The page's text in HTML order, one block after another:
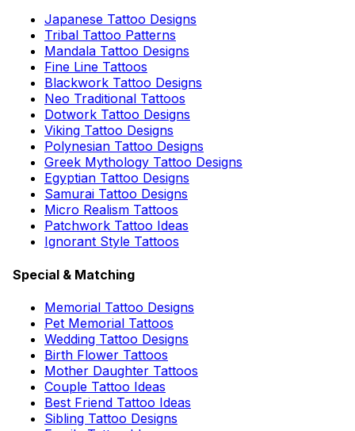
Japanese Tattoo Designs
Tribal Tattoo Patterns
Mandala Tattoo Designs
Fine Line Tattoos
Blackwork Tattoo Designs
Neo Traditional Tattoos
Dotwork Tattoo Designs
Viking Tattoo Designs
Polynesian Tattoo Designs
Greek Mythology Tattoo Designs
Egyptian Tattoo Designs
Samurai Tattoo Designs
Micro Realism Tattoos
Patchwork Tattoo Ideas
Ignorant Style Tattoos
Special & Matching
Memorial Tattoo Designs
Pet Memorial Tattoos
Wedding Tattoo Designs
Birth Flower Tattoos
Mother Daughter Tattoos
Couple Tattoo Ideas
Best Friend Tattoo Ideas
Sibling Tattoo Designs